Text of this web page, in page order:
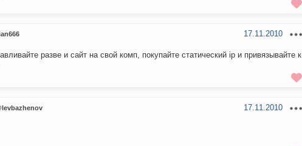
17.11.2010
разве и сайт на свой комп, покупайте статический ip и привязывайте к
17.11.2010